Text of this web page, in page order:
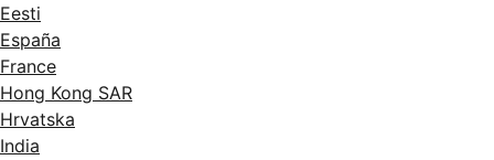
Eesti
España
France
Hong Kong SAR
Hrvatska
India